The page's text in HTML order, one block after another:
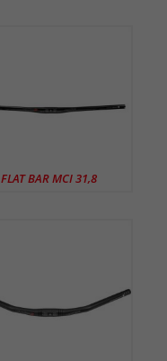
FLAT BAR MCI 31,8